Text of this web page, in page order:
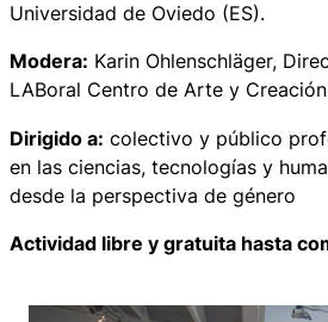
Universidad de Oviedo (ES).
Modera: Karin Ohlenschläger,
LABoral Centro de Arte y
Dirigido a: colectivo y público
en las ciencias, tecnologías y
desde la perspectiva de género
Actividad libre y gratuita hasta